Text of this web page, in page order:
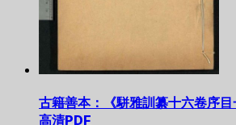
古籍善本：《駢雅訓纂十六卷序目
高清PDF